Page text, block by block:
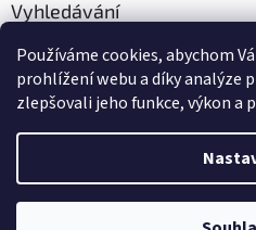
Používáme cookies, abychom
prohlížení webu a díky analýze
zlepšovali jeho funkce, výkon a
Zboží vedeme skladem, dodání cca
Vyhledávání